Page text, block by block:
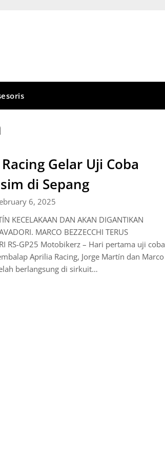
Gelar Uji Coba
di Sepang
6, 2025
KECELAKAAN DAN AKAN DIGANTIKAN
MARCO BEZZECCHI TERUS
RS-GP25 Motobikerz – Hari pertama uji coba
Aprilia Racing, Jorge Martín dan Marco
berlangsung di sirkuit…